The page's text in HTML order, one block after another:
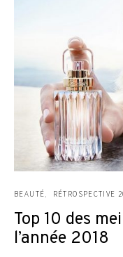
BEAUTÉ RÉTROSPECTIVE
Top 10 des
l’année 2018